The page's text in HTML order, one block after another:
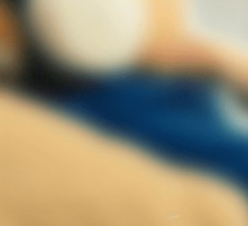
Novedades
Área de clientes